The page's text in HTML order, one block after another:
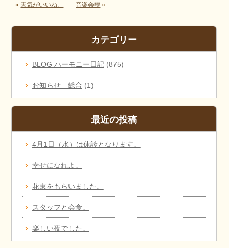
« 天気がいいね。 音楽会🎼 »
カテゴリー
BLOG ハーモニー日記(875)
お知らせ 総合 (1)
最近の投稿
4月1日（水）は休診となります。
幸せになれよ。
花束をもらいました。
スタッフと会食。
楽しい夜でした。